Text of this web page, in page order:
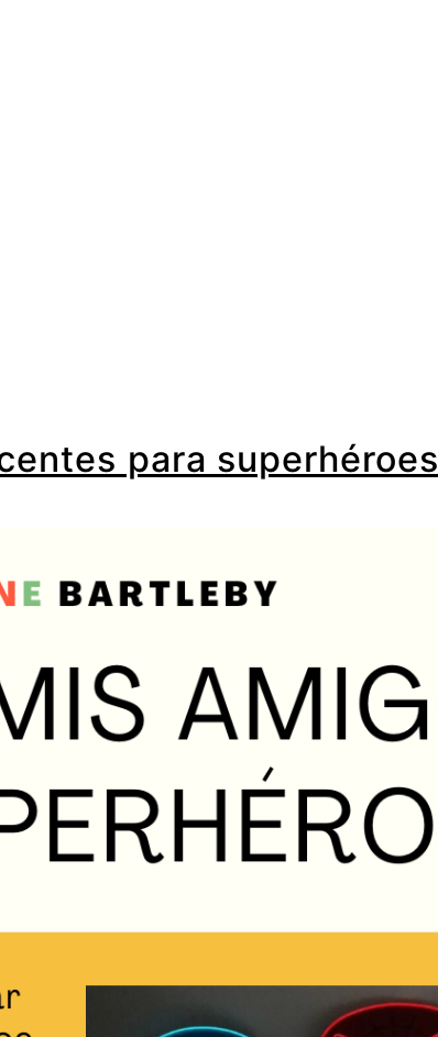
para superhéroes